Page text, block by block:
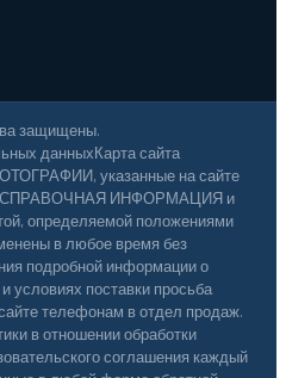
защищены.
данныхКарта сайта
указанные на сайте
СПРАВОЧНАЯ ИНФОРМАЦИЯ и
определяемой положениями
в любое время без
подробной информации о
условиях поставки просьба
телефонам в отдел продаж.
в отношении обработки
соглашения каждый